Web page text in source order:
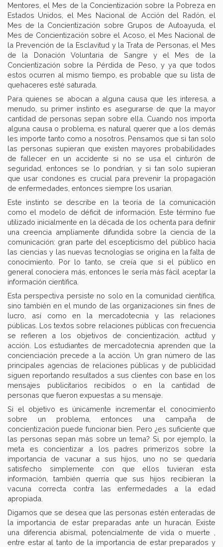
Mentores, el Mes de la Concientización sobre la Pobreza en
Estados Unidos, el Mes Nacional de Acción del Radón, el
Mes de la Concientización sobre Grupos de Autoayuda, el
Mes de Concientización sobre el Acoso, el Mes Nacional de
la Prevención de la Esclavitud y la Trata de Personas, el Mes
de la Donación Voluntaria de Sangre y el Mes de la
Concientización sobre la Pérdida de Peso, y ya que todos
estos ocurren al mismo tiempo, es probable que su lista de
quehaceres esté saturada.
Para quienes se abocan a alguna causa que les interesa, a
menudo, su primer instinto es asegurarse de que la mayor
cantidad de personas sepan sobre ella. Cuando nos importa
alguna causa o problema, es natural querer que a los demás
les importe tanto como a nosotros. Pensamos que si tan solo
las personas supieran que existen mayores probabilidades
de fallecer en un accidente si no se usa el cinturón de
seguridad, entonces se lo pondrían, y si tan solo supieran
que usar condones es crucial para prevenir la propagación
de enfermedades, entonces siempre los usarían.
Este instinto se describe en la teoría de la comunicación
como el modelo de déficit de información. Este término fue
utilizado inicialmente en la década de los ochenta para definir
una creencia ampliamente difundida sobre la ciencia de la
comunicación: gran parte del escepticismo del público hacia
las ciencias y las nuevas tecnologías se origina en la falta de
conocimiento. Por lo tanto, se creía que si el público en
general conociera más, entonces le sería más fácil aceptar la
información científica.
Esta perspectiva persiste no solo en la comunidad científica,
sino también en el mundo de las organizaciones sin fines de
lucro, así como en la mercadotecnia y las relaciones
públicas. Los textos sobre relaciones públicas con frecuencia
se refieren a los objetivos de concientización, actitud y
acción. Los estudiantes de mercadotecnia aprenden que la
concienciación precede a la acción. Un gran número de las
principales agencias de relaciones públicas y de publicidad
siguen reportando resultados a sus clientes con base en los
mensajes publicitarios recibidos o en la cantidad de
personas que fueron expuestas a su mensaje.
Si el objetivo es únicamente incrementar el conocimiento
sobre un problema, entonces una campaña de
concientización puede funcionar bien. Pero ¿es suficiente que
las personas sepan más sobre un tema? Si, por ejemplo, la
meta es concientizar a los padres primerizos sobre la
importancia de vacunar a sus hijos, uno no se quedaría
satisfecho simplemente con que ellos tuvieran esta
información, también querría que sus hijos recibieran la
vacuna correcta contra las enfermedades a la edad
apropiada.
Digamos que se desea que las personas estén enteradas de
la importancia de estar preparadas ante un huracán. Existe
una diferencia abismal, potencialmente de vida o muerte ,
entre estar al tanto de la importancia de estar preparados y